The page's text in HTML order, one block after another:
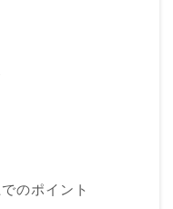
のポイント